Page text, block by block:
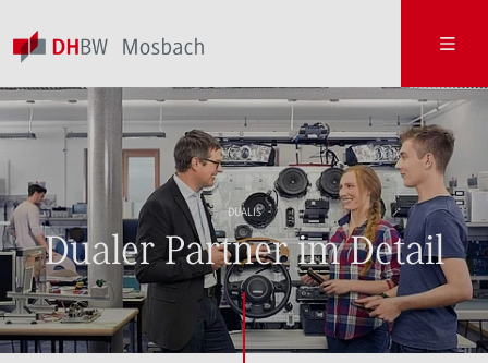
DUALIS
Dualer Partner im Detail